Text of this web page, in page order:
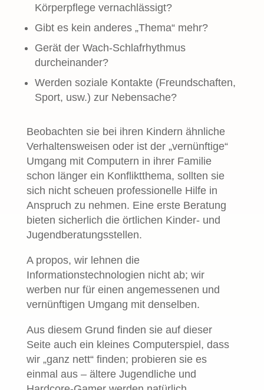
Körperpflege vernachlässigt?
Gibt es kein anderes „Thema“ mehr?
Gerät der Wach-Schlafrhythmus
durcheinander?
Werden soziale Kontakte (Freundschaften,
Sport, usw.) zur Nebensache?
Beobachten sie bei ihren Kindern ähnliche
Verhaltensweisen oder ist der „vernünftige“
Umgang mit Computern in ihrer Familie
schon länger ein Konfliktthema, sollten sie
sich nicht scheuen professionelle Hilfe in
Anspruch zu nehmen. Eine erste Beratung
bieten sicherlich die örtlichen Kinder- und
Jugendberatungsstellen.
A propos, wir lehnen die
Informationstechnologien nicht ab; wir
werben nur für einen angemessenen und
vernünftigen Umgang mit denselben.
Aus diesem Grund finden sie auf dieser
Seite auch ein kleines Computerspiel, dass
wir „ganz nett“ finden; probieren sie es
einmal aus – ältere Jugendliche und